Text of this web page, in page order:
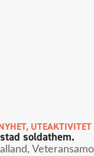
, UTEAKTIVITET
soldathem.